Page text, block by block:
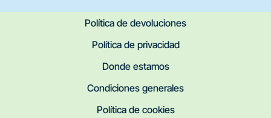
Política de devoluciones
Política de privacidad
Donde estamos
Condiciones generales
Política de cookies